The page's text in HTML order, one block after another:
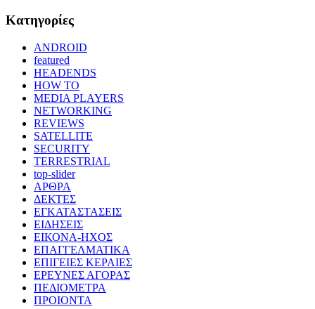
Kατηγορίες
ANDROID
featured
HEADENDS
HOW TO
MEDIA PLAYERS
NETWORKING
REVIEWS
SATELLITE
SECURITY
TERRESTRIAL
top-slider
ΑΡΘΡΑ
ΔΕΚΤΕΣ
ΕΓΚΑΤΑΣΤΑΣΕΙΣ
ΕΙΔΗΣΕΙΣ
ΕΙΚΟΝΑ-ΗΧΟΣ
ΕΠΑΓΓΕΛΜΑΤΙΚΑ
ΕΠΙΓΕΙΕΣ ΚΕΡΑΙΕΣ
ΕΡΕΥΝΕΣ ΑΓΟΡΑΣ
ΠΕΔΙΟΜΕΤΡΑ
ΠΡΟΙΟΝΤΑ